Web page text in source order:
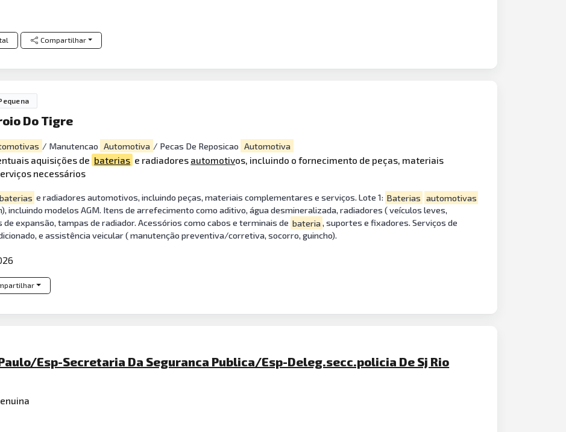
Compartilhar
Do Tigre
/ Manutencao Automotiva / Pecas De Reposicao Automotiva
aquisições de baterias e radiadores automotivos, incluindo o fornecimento de peças, materiais
necessários
baterias e radiadores automotivos, incluindo peças, materiais complementares e serviços. Lote 1: Baterias automotivas
incluindo modelos AGM. Itens de arrefecimento como aditivo, água desmineralizada, radiadores ( veículos leves,
expansão, tampas de radiador. Acessórios como cabos e terminais de bateria, suportes e fixadores. Serviços de
e assistência veicular ( manutenção preventiva/corretiva, socorro, guincho).
Esp-Secretaria Da Seguranca Publica/Esp-Deleg.secc.policia De Sj Rio